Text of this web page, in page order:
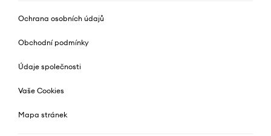
Ochrana osobních údajů
Obchodní podmínky
Údaje společnosti
Vaše Cookies
Mapa stránek